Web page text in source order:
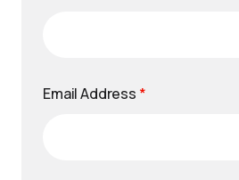
Email Address *